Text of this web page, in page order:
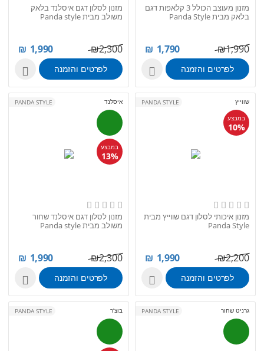
מזנון מעוצב הכולל 3 קלאפות דגם
בלאק מבית Panda Style
1,990
₪
1,790
₪
לפרטים והזמנה 
מזנון לסלון דגם איסלנד בלאק
משולב מבית Panda style
2,300
₪
1,990
₪
לפרטים והזמנה 
שווייץ
במבצע
10%
PANDA STYLE
מזנון איכותי לסלון דגם שווייץ מבית
Panda Style
2,200
₪
1,990
₪
לפרטים והזמנה 
איסלנד
במבצע
13%
PANDA STYLE
מזנון לסלון דגם איסלנד שחור
משולב מבית Panda style
2,300
₪
1,990
₪
לפרטים והזמנה 
גרניט שחור PANDA STYLE בוצ’ר PANDA STYLE